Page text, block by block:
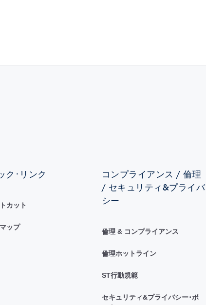
ク･リンク
カット
ップ
コンプライアンス / 倫理
/ セキュリティ&プライバ
シー
倫理 & コンプライアンス
倫理ホットライン
ST行動規範
セキュリティ&プライバシー･ポ